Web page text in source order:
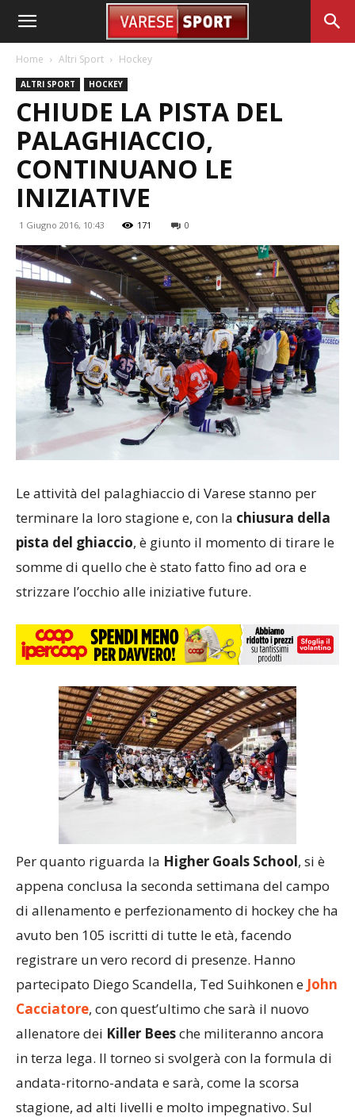
Home Altri Sport Hockey
ALTRI SPORT HOCKEY
CHIUDE LA PISTA DEL
PALAGHIACCIO,
CONTINUANO LE
INIZIATIVE
1 Giugno 2016, 10:43 171 0
Le attività del palaghiaccio di Varese stanno per
terminare la loro stagione e, con la chiusura della
pista del ghiaccio, è giunto il momento di tirare le
somme di quello che è stato fatto fino ad ora e
strizzare l’occhio alle iniziative future.
Per quanto riguarda la Higher Goals School, si è
appena conclusa la seconda settimana del campo
di allenamento e perfezionamento di hockey che ha
avuto ben 105 iscritti di tutte le età, facendo
registrare un vero record di presenze. Hanno
partecipato Diego Scandella, Ted Suihkonen e John
Cacciatore, con quest’ultimo che sarà il nuovo
allenatore dei Killer Beesche militeranno ancora
in terza lega. Il torneo si svolgerà con la formula di
andata-ritorno-andata e sarà, come la scorsa
stagione, ad alti livelli e molto impegnativo. Sul